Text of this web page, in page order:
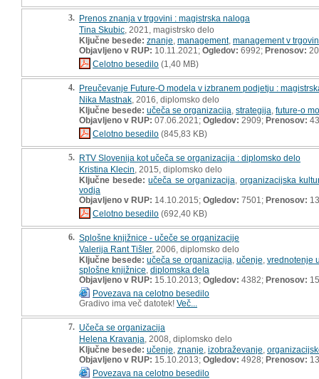
3. Prenos znanja v trgovini : magistrska naloga
Tina Skubic , 2021, magistrsko delo
Ključne besede: znanje management, management v
Objavljeno v RUP: 10.11.2021; Ogledov: 6992; Prenosov:
Celotno besedilo (1,40 MB)
4. Preučevanje Future-O modela v izbranem podjetju :
Nika Mastnak , 2016, diplomsko delo
Ključne besede: učeča se organizacija strategija future-o
Objavljeno v RUP: 07.06.2021; Ogledov: 2909; Prenosov: 43
Celotno besedilo (845,83 KB)
5. RTV Slovenija kot učeča se organizacija : diplomsko delo
Kristina Klecin , 2015, diplomsko delo
Ključne besede: učeča se organizacija ,organizacijska
vodja
Objavljeno v RUP: 14.10.2015; Ogledov: 7501; Prenosov:
Celotno besedilo (692,40 KB)
6. Splošne knjižnice - učeče se organizacije
Valerija Rant Tišler, 2006, diplomsko delo
Ključne besede: učeča se organizacija učenje vrednotenje
splošne knjižnice diplomska dela
Objavljeno v RUP: 15.10.2013; Ogledov: 4382; Prenosov:
Povezava na celotno besedilo
Gradivo ima več datotek! Več...
7. Učeča se organizacija
Helena Kravanja , 2008, diplomsko delo
Ključne besede: učenje znanje izobraževanje
Objavljeno v RUP: 15.10.2013; Ogledov: 4928; Prenosov:
Povezava na celotno besedilo